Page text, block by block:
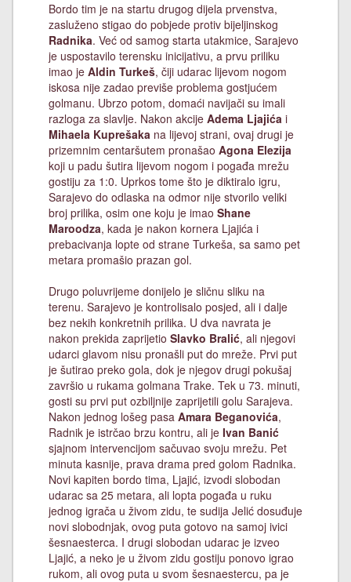
Bordo tim je na startu drugog dijela prvenstva,
zasluženo stigao do pobjede protiv bijeljinskog
Radnika. Već od samog starta utakmice, Sarajevo
je uspostavilo terensku inicijativu, a prvu priliku
imao je Aldin Turkeš, čiji udarac lijevom nogom
iskosa nije zadao previše problema gostjućem
golmanu. Ubrzo potom, domaći navijači su imali
razloga za slavlje. Nakon akcije Adema Ljajića i
Mihaela Kuprešaka na lijevoj strani, ovaj drugi je
prizemnim centaršutem pronašao Agona Elezija
koji u padu šutira lijevom nogom i pogađa mrežu
gostiju za 1:0. Uprkos tome što je diktiralo igru,
Sarajevo do odlaska na odmor nije stvorilo veliki
broj prilika, osim one koju je imao Shane
Maroodza, kada je nakon kornera Ljajića i
prebacivanja lopte od strane Turkeša, sa samo pet
metara promašio prazan gol.
Drugo poluvrijeme donijelo je sličnu sliku na
terenu. Sarajevo je kontrolisalo posjed, ali i dalje
bez nekih konkretnih prilika. U dva navrata je
nakon prekida zaprijetio Slavko Bralić, ali njegovi
udarci glavom nisu pronašli put do mreže. Prvi put
je šutirao preko gola, dok je njegov drugi pokušaj
završio u rukama golmana Trake. Tek u 73. minuti,
gosti su prvi put ozbiljnije zaprijetili golu Sarajeva.
Nakon jednog lošeg pasa Amara Beganovića,
Radnik je istrčao brzu kontru, ali je Ivan Banić
sjajnom intervencijom sačuvao svoju mrežu. Pet
minuta kasnije, prava drama pred golom Radnika.
Novi kapiten bordo tima, Ljajić, izvodi slobodan
udarac sa 25 metara, ali lopta pogađa u ruku
jednog igrača u živom zidu, te sudija Jelić dosuđuje
novi slobodnjak, ovog puta gotovo na samoj ivici
šesnaesterca. I drugi slobodan udarac je izveo
Ljajić, a neko je u živom zidu gostiju ponovo igrao
rukom, ali ovog puta u svom šesnaestercu, pa je